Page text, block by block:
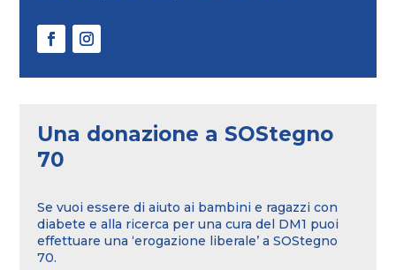
Una donazione a SOStegno
70
Se vuoi essere di aiuto ai bambini e ragazzi con
diabete e alla ricerca per una cura del DM1 puoi
effettuare una ‘erogazione liberale’ a SOStegno
70.